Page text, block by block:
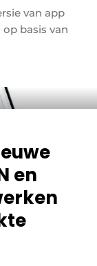
van app
basis van
en